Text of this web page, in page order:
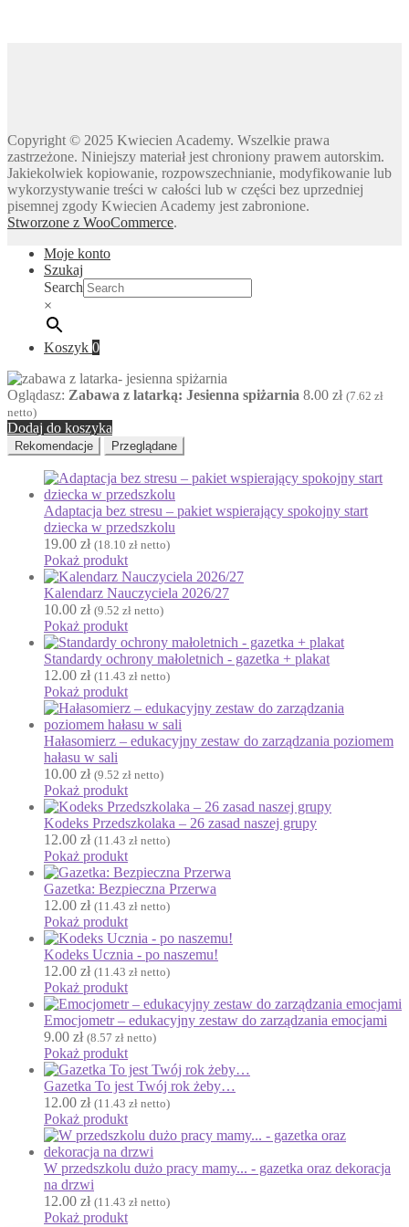
Dzień Postaci z bajek
Dzień Przedszkolaka
Dzień Pszczoły
Dzień Świadomości Autyzmu
Dzień Zdrowego Śniadania
Dzień Ziemi
Ekologia
Emocje
F
Ferie
Fotobudka
G
Gazetki do druku
Girlandy
Girlandy na LATO
Grafomotoryka
Grinch
Gry
↳ Dopasuj i opowiedź
↳ Ja mam kto ma
↳ Labirynt podłogowy
↳ Puzzle
↳ Terenowe
Halloween
Język Angielski
Kalendarz
Kalendarz adwentowy
Kalendarze i planery
Karnawał
Kartki do odbijania
Karty Pracy
Karty ruchowe
Kolorowanki
↳ Kolorowanki XXL
Kolory
Kosmos
Kształty
Labirynty i łamigłówki
Lapbook
Laurki
Copyright © 2025 Kwiecien Academy. Wszelkie prawa
zastrzeżone. Niniejszy materiał jest chroniony prawem autorskim.
Jakiekolwiek kopiowanie, rozpowszechnianie, modyfikowanie lub
wykorzystywanie treści w całości lub w części bez uprzedniej
pisemnej zgody Kwiecien Academy jest zabronione.
Stworzone z WooCommerce.
Moje konto
Szukaj
Search
×
Koszyk 0
Oglądasz: Zabawa z latarką: Jesienna spiżarnia 8.00 zł (7.62 zł
netto)
Dodaj do koszyka
Rekomendacje Przeglądane
Adaptacja bez stresu – pakiet wspierający spokojny start
dziecka w przedszkolu
19.00 zł (18.10 zł netto)
Pokaż produkt
Kalendarz Nauczyciela 2026/27
10.00 zł (9.52 zł netto)
Pokaż produkt
Standardy ochrony małoletnich - gazetka + plakat
12.00 zł (11.43 zł netto)
Pokaż produkt
Hałasomierz – edukacyjny zestaw do zarządzania poziomem
hałasu w sali
10.00 zł (9.52 zł netto)
Pokaż produkt
Kodeks Przedszkolaka – 26 zasad naszej grupy
12.00 zł (11.43 zł netto)
Pokaż produkt
Gazetka: Bezpieczna Przerwa
12.00 zł (11.43 zł netto)
Pokaż produkt
Kodeks Ucznia - po naszemu!
12.00 zł (11.43 zł netto)
Pokaż produkt
Emocjometr – edukacyjny zestaw do zarządzania emocjami
9.00 zł (8.57 zł netto)
Pokaż produkt
Gazetka To jest Twój rok żeby…
12.00 zł (11.43 zł netto)
Pokaż produkt
W przedszkolu dużo pracy mamy... - gazetka oraz dekoracja
na drzwi
12.00 zł (11.43 zł netto)
Pokaż produkt